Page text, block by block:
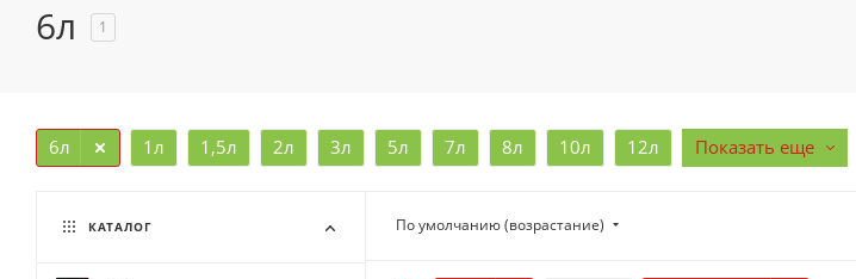
6л 1
1л 1,5л 2л 3л 5л
6л 7л 8л 10л 12л Показать еще
По умолчанию (возрастание)
КАТАЛОГ